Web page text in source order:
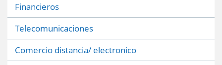
Financieros
Telecomunicaciones
Comercio distancia/ electronico